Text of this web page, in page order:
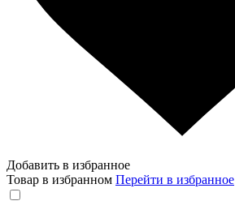
Добавить в избранное
Товар в избранном Перейти в избранное